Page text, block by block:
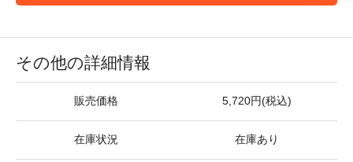
その他の詳細情報
販売価格 5,720円(税込)
在庫状況 在庫あり